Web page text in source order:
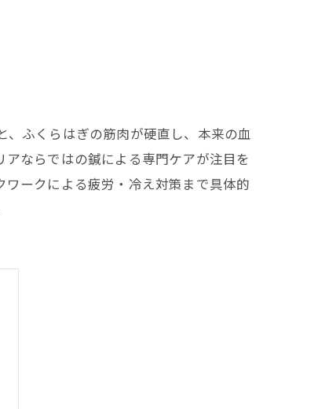
ふくらはぎの筋肉が硬直し、本来の血
ならではの鍼による専門ケアが注目を
ークによる疲労・冷え対策まで具体的